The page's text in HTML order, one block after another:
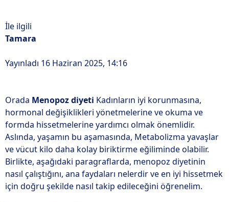
n
İle ilgili
Tamara
Yayınladı 16 Haziran 2025, 14:16
Orada Menopoz diyeti Kadınların iyi korunmasına,
hormonal değişiklikleri yönetmelerine ve okuma ve
formda hissetmelerine yardımcı olmak önemlidir.
Aslında, yaşamın bu aşamasında, Metabolizma yavaşlar
ve vücut kilo daha kolay biriktirme eğiliminde olabilir.
Birlikte, aşağıdaki paragraflarda, menopoz diyetinin
nasıl çalıştığını, ana faydaları nelerdir ve en iyi hissetmek
için doğru şekilde nasıl takip edileceğini öğrenelim.